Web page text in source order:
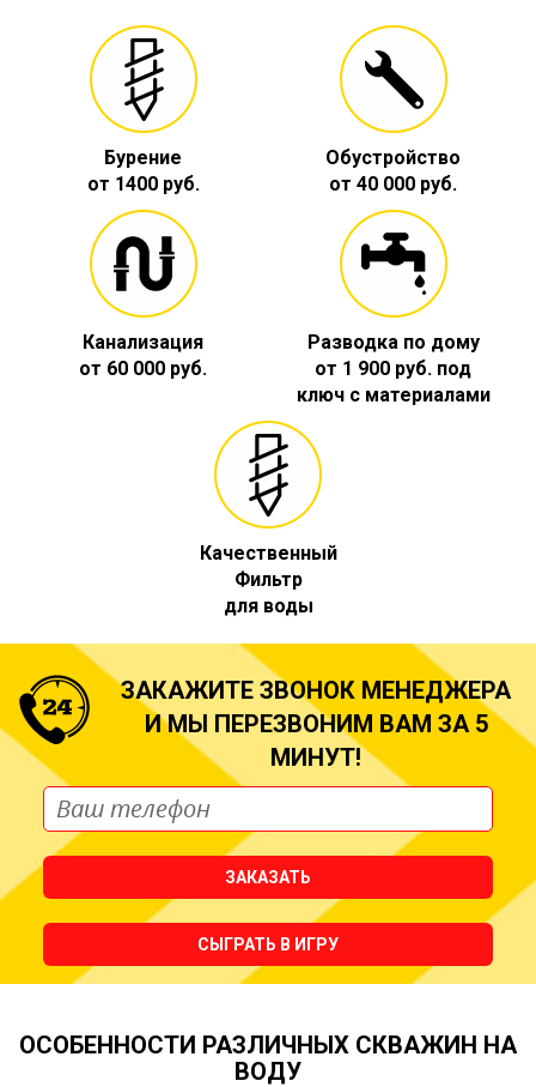
Бурение
от 1400 руб.
Обустройство
от 40 000 руб.
Канализация
от 60 000 руб.
Разводка по дому
от 1 900 руб. под
ключ с материалами
Качественный
Фильтр
для воды
ЗАКАЖИТЕ ЗВОНОК МЕНЕДЖЕРА
И МЫ ПЕРЕЗВОНИМ ВАМ ЗА 5
МИНУТ!
ЗАКАЗАТЬ
СЫГРАТЬ В ИГРУ
ОСОБЕННОСТИ РАЗЛИЧНЫХ СКВАЖИН НА
ВОДУ